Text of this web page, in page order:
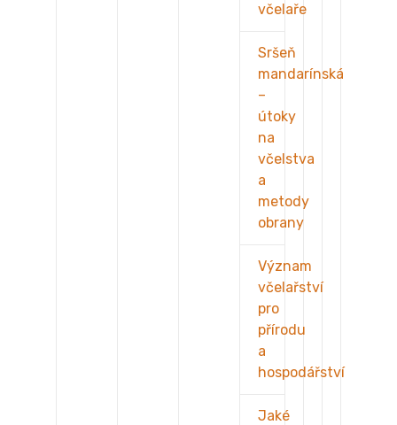
včelaře
Sršeň
mandarínská
–
útoky
na
včelstva
a
metody
obrany
Význam
včelařství
pro
přírodu
a
hospodářství
Jaké